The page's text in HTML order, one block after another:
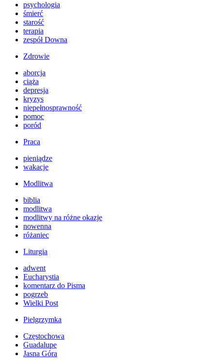
psychologia
śmierć
starość
terapia
zespół Downa
Zdrowie
aborcja
ciąża
depresja
kryzys
niepełnosprawność
pomoc
poród
Praca
pieniądze
wakacje
Modlitwa
biblia
modlitwa
modlitwy na różne okazje
nowenna
różaniec
Liturgia
adwent
Eucharystia
komentarz do Pisma
pogrzeb
Wielki Post
Pielgrzymka
Częstochowa
Guadalupe
Jasna Góra